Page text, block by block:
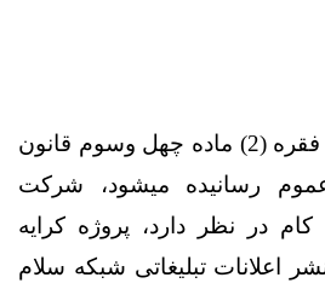
بدينوسيله به تأسي از فقره (2) ماده چهل وسوم قانون
رسانيده ميشود، شرکت
کام در نظر دارد، پروژه کرايه
اعلانات تبليغاتی شبکه سلام